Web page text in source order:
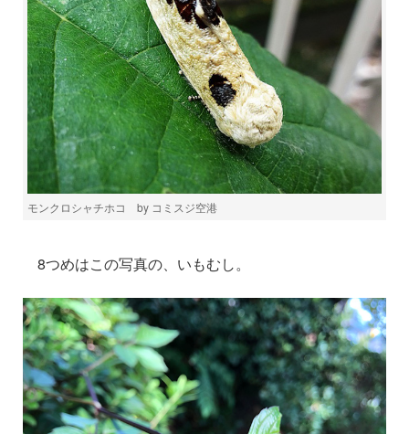
モンクロシャチホコ by コミスジ空港
8つめはこの写真の、いもむし。